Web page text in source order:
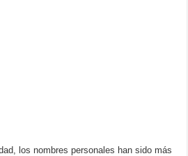
los nombres personales han sido más